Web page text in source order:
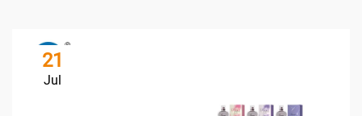
21
Jul